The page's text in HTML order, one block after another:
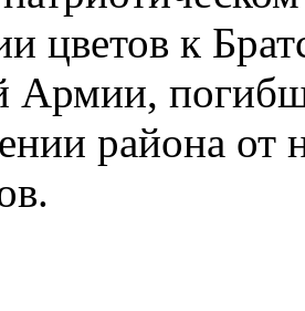
цветов к
Армии,
района от